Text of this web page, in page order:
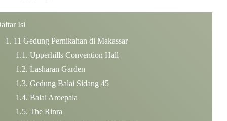
Isi
11 Gedung Pernikahan di Makassar
Upperhills Convention Hall
Lasharan Garden
Gedung Balai Sidang 45
Balai Aroepala
The Rinra